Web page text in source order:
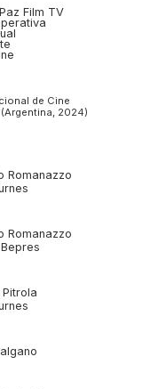
Film TV
de Cine
2024)
Romanazzo
Romanazzo